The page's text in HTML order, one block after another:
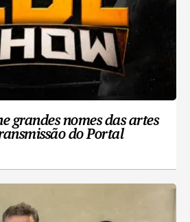
grandes nomes das artes
do Portal